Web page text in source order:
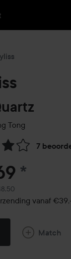
Tong
7
& reacties
*
€48,50
vanaf
Match